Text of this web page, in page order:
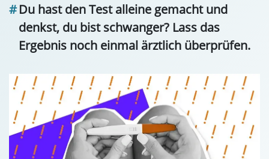
Du hast den Test alleine gemacht und
denkst, du bist schwanger? Lass das
Ergebnis noch einmal ärztlich überprüfen.